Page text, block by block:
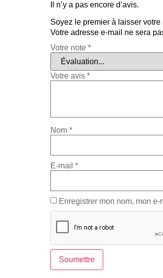
Il n’y a pas encore d’avis.
Soyez le premier à laisser
Votre adresse e-mail ne sera
Votre note *
Votre avis *
Nom *
E-mail *
Enregistrer mon nom, mon